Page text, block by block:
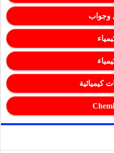
وجواب
كيميائية